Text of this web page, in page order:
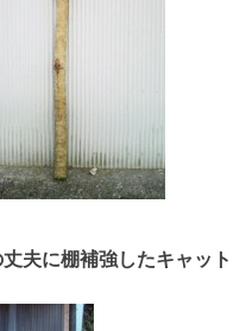
夫に棚補強したキャット